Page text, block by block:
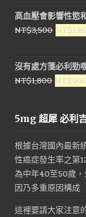
價
格：
高血壓會影響性慾
NT$3,500 原
價
格：
NT$
沒有處方箋必利勁
NT$1,800 原
格：
NT$
5mg 超犀 必利
根據台灣國內最新
性癌症發生率之第
為中年40至50歲
因乃多重原因構成
這裡要請大家注意